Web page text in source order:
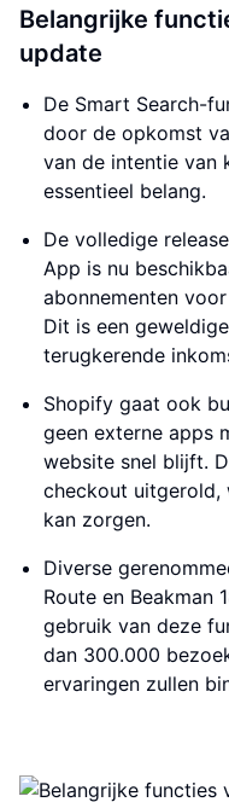
Belangrijke
update
De Smart Search-
door de opkomst
van de intentie van
essentieel belang.
De volledige
App is nu
abonnementen
Dit is een
terugkerende
Shopify gaat ook
geen externe apps
website snel blijft.
checkout uitgerold,
kan zorgen.
Diverse
Route en Beakman
gebruik van deze
dan 300.000
ervaringen zullen